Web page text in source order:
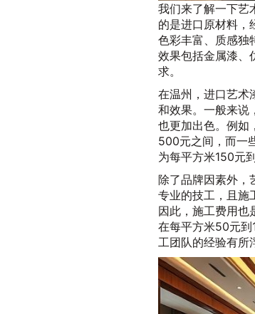
我们来了解一下艺
的是进口原材料，
色彩丰富、质感独
效果包括金属漆、
求。
在温州，进口艺术
和效果。一般来说
也更加出色。例如
500元之间，而一
为每平方米150元
除了品牌因素外，
专业的技工，且施
因此，施工费用也
在每平方米50元
工团队的经验有所